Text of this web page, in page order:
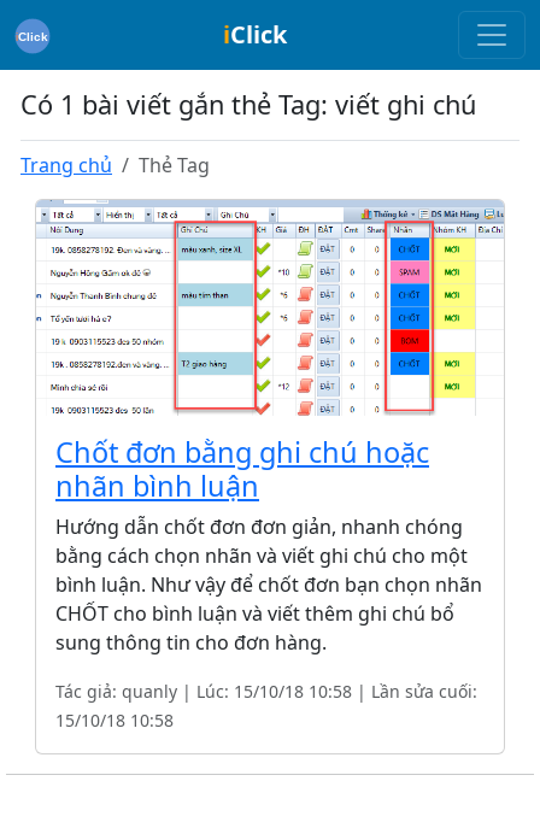
iClick
Có 1 bài viết gắn thẻ Tag: viết ghi chú
Trang chủ Thẻ Tag
Chốt đơn bằng ghi chú hoặc
nhãn bình luận
Hướng dẫn chốt đơn đơn giản, nhanh chóng
bằng cách chọn nhãn và viết ghi chú cho một
bình luận. Như vậy để chốt đơn bạn chọn nhãn
CHỐT cho bình luận và viết thêm ghi chú bổ
sung thông tin cho đơn hàng.
Tác giả: quanly | Lúc: 15/10/18 10:58 | Lần sửa cuối:
15/10/18 10:58